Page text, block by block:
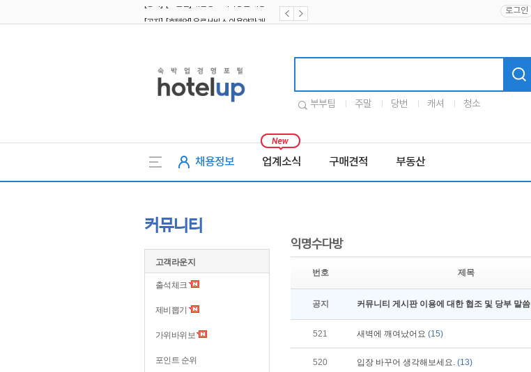
로그인
부부팀 주말 당번 캐셔 청소
채용정보 업계소식 구매견적 부동산
커뮤니티
고객라운지
출석체크
제비뽑기
가위바위보
포인트 순위
익명수다방
번호 제목
공지 커뮤니티 게시판 이용에 대한 협조 및 당부 말씀
521 새벽에 깨여났어요 (15)
520 입장 바꾸어 생각해보세요. (13)